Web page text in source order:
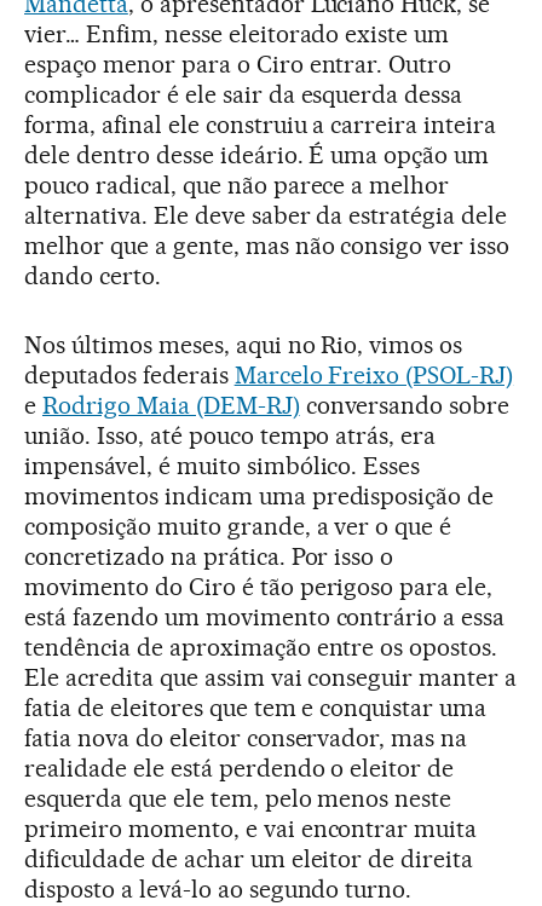
vier… Enfim, nesse eleitorado existe um
espaço menor para o Ciro entrar. Outro
complicador é ele sair da esquerda dessa
forma, afinal ele construiu a carreira inteira
dele dentro desse ideário. É uma opção um
pouco radical, que não parece a melhor
alternativa. Ele deve saber da estratégia dele
melhor que a gente, mas não consigo ver isso
dando certo.
Nos últimos meses, aqui no Rio, vimos os
deputados federais Marcelo Freixo (PSOL-RJ)
e Rodrigo Maia (DEM-RJ) conversando sobre
união. Isso, até pouco tempo atrás, era
impensável, é muito simbólico. Esses
movimentos indicam uma predisposição de
composição muito grande, a ver o que é
concretizado na prática. Por isso o
movimento do Ciro é tão perigoso para ele,
está fazendo um movimento contrário a essa
tendência de aproximação entre os opostos.
Ele acredita que assim vai conseguir manter a
fatia de eleitores que tem e conquistar uma
fatia nova do eleitor conservador, mas na
realidade ele está perdendo o eleitor de
esquerda que ele tem, pelo menos neste
primeiro momento, e vai encontrar muita
dificuldade de achar um eleitor de direita
disposto a levá-lo ao segundo turno.